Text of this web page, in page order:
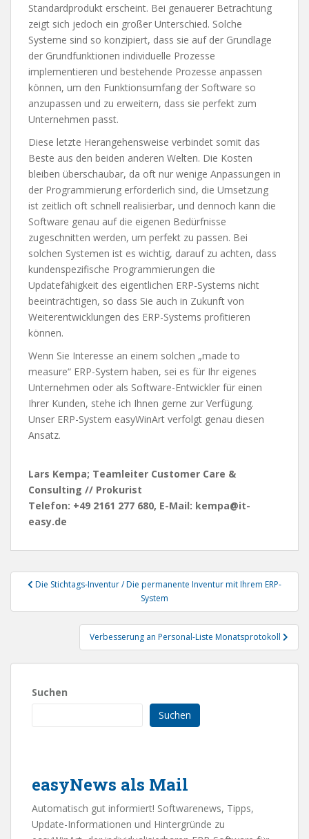
Standardprodukt erscheint. Bei genauerer Betrachtung
zeigt sich jedoch ein großer Unterschied. Solche
Systeme sind so konzipiert, dass sie auf der Grundlage
der Grundfunktionen individuelle Prozesse
implementieren und bestehende Prozesse anpassen
können, um den Funktionsumfang der Software so
anzupassen und zu erweitern, dass sie perfekt zum
Unternehmen passt.
Diese letzte Herangehensweise verbindet somit das
Beste aus den beiden anderen Welten. Die Kosten
bleiben überschaubar, da oft nur wenige Anpassungen in
der Programmierung erforderlich sind, die Umsetzung
ist zeitlich oft schnell realisierbar, und dennoch kann die
Software genau auf die eigenen Bedürfnisse
zugeschnitten werden, um perfekt zu passen. Bei
solchen Systemen ist es wichtig, darauf zu achten, dass
kundenspezifische Programmierungen die
Updatefähigkeit des eigentlichen ERP-Systems nicht
beeinträchtigen, so dass Sie auch in Zukunft von
Weiterentwicklungen des ERP-Systems profitieren
können.
Wenn Sie Interesse an einem solchen „made to
measure“ ERP-System haben, sei es für Ihr eigenes
Unternehmen oder als Software-Entwickler für einen
Ihrer Kunden, stehe ich Ihnen gerne zur Verfügung.
Unser ERP-System easyWinArt verfolgt genau diesen
Ansatz.
Lars Kempa; Teamleiter Customer Care &
Consulting // Prokurist
Telefon: +49 2161 277 680, E-Mail: kempa@it-
easy.de
Beitragsnavigation
Die Stichtags-Inventur / Die permanente Inventur mit Ihrem ERP-
System
Verbesserung an Personal-Liste Monatsprotokoll
Suchen
Suchen
easyNews als Mail
Automatisch gut informiert! Softwarenews, Tipps,
Update-Informationen und Hintergründe zu